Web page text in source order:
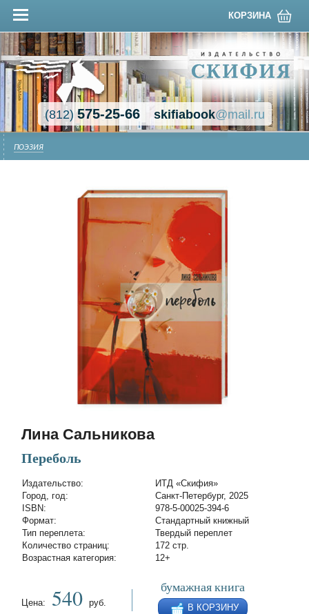
КОРЗИНА
(812)575-25-66 skifiabook@mail.ru
ПОЭЗИЯ
Лина Сальникова
Переболь
Издательство:
ИТД «Скифия»
Город, год:
Санкт-Петербург, 2025
ISBN:
978-5-00025-394-6
Формат:
Стандартный книжный
Тип переплета:
Твердый переплет
Количество страниц:
172 стр.
Возрастная категория:
12+
Цена: 540 руб.
бумажная книга
В КОРЗИНУ